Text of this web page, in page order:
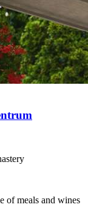
of meals and wines